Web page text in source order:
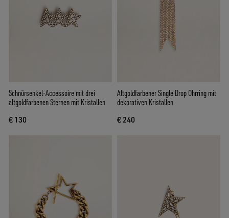
Schnürsenkel-Accessoire mit drei
altgoldfarbenen Sternen mit Kristallen
€ 130
Altgoldfarbener Single Drop Ohrring mit
dekorativen Kristallen
€ 240